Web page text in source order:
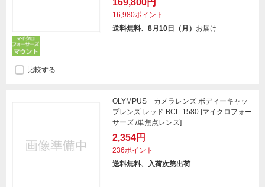
16,980ポイント
送料無料、8月10日（月） お届け
比較する
OLYMPUS カメラレンズ ボディーキャッ
プレンズ レッド BCL-1580 [マイクロフォー
サーズ /単焦点レンズ]
2,354円
236ポイント
送料無料、入荷次第出荷